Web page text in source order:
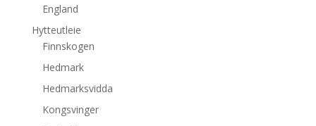
England
Hytteutleie
Finnskogen
Hedmark
Hedmarksvidda
Kongsvinger